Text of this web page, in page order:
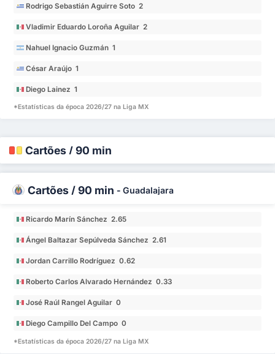
Rodrigo Sebastián Aguirre Soto 2
Vladimir Eduardo Loroña Aguilar 2
Nahuel Ignacio Guzmán 1
César Araújo 1
Diego Lainez 1
*Estatísticas da época 2026/27 na Liga MX
Cartões / 90 min
Cartões / 90 min - Guadalajara
Ricardo Marín Sánchez 2.65
Ángel Baltazar Sepúlveda Sánchez 2.61
Jordan Carrillo Rodríguez 0.62
Roberto Carlos Alvarado Hernández 0.33
José Raúl Rangel Aguilar 0
Diego Campillo Del Campo 0
*Estatísticas da época 2026/27 na Liga MX